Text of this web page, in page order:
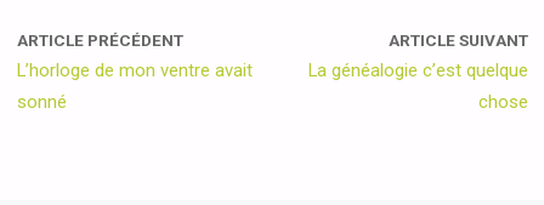
ARTICLE PRÉCÉDENT
L’horloge de mon ventre avait
sonné
ARTICLE SUIVANT
La généalogie c’est quelque
chose